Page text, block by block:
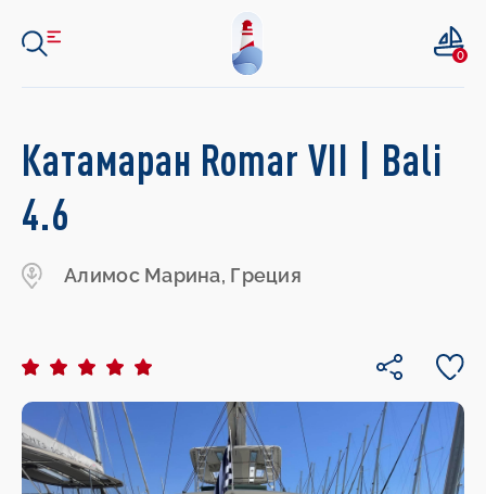
0
Катамаран Romar VII | Bali
4.6
Алимос Марина, Греция